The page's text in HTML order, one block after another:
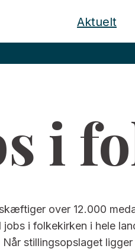
Aktuelt
i
over 12.000
jobs i folkekirken i hele
Når stillingsopslaget